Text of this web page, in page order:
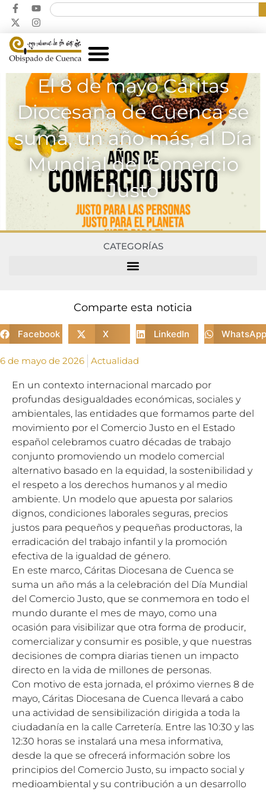
El 8 de mayo Cáritas
Diocesana de Cuenca se
suma, un año más, al Día
Mundial del Comercio
Justo
CATEGORÍAS
Comparte esta noticia
Facebook X LinkedIn WhatsApp
6 de mayo de 2026 Actualidad
En un contexto internacional marcado por
profundas desigualdades económicas, sociales y
ambientales, las entidades que formamos parte del
movimiento por el Comercio Justo en el Estado
español celebramos cuatro décadas de trabajo
conjunto promoviendo un modelo comercial
alternativo basado en la equidad, la sostenibilidad y
el respeto a los derechos humanos y al medio
ambiente. Un modelo que apuesta por salarios
dignos, condiciones laborales seguras, precios
justos para pequeños y pequeñas productoras, la
erradicación del trabajo infantil y la promoción
efectiva de la igualdad de género.
En este marco, Cáritas Diocesana de Cuenca se
suma un año más a la celebración del Día Mundial
del Comercio Justo, que se conmemora en todo el
mundo durante el mes de mayo, como una
ocasión para visibilizar que otra forma de producir,
comercializar y consumir es posible, y que nuestras
decisiones de compra diarias tienen un impacto
directo en la vida de millones de personas.
Con motivo de esta jornada, el próximo viernes 8 de
mayo, Cáritas Diocesana de Cuenca llevará a cabo
una actividad de sensibilización dirigida a toda la
ciudadanía en la calle Carretería. Entre las 10:30 y las
12:30 horas se instalará una mesa informativa,
desde la que se ofrecerá información sobre los
principios del Comercio Justo, su impacto social y
medioambiental y su contribución a un desarrollo